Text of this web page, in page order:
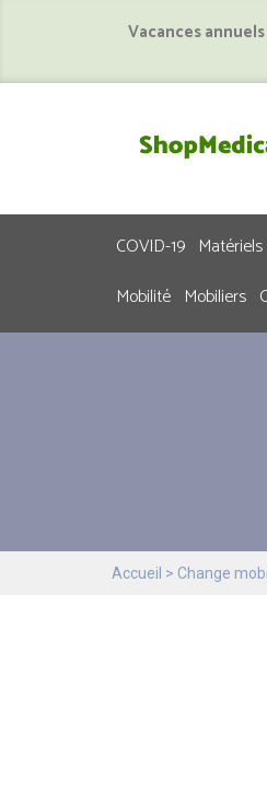
Vacances
COVID-19
Mobilité Mobiliers
Accueil Change